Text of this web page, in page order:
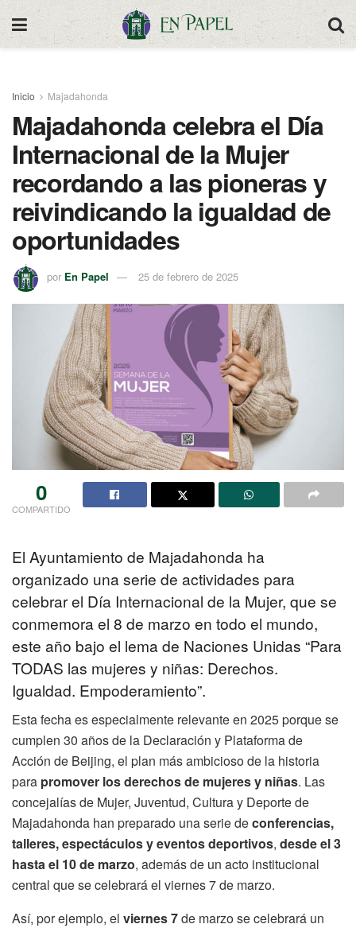
Inicio Majadahonda
Majadahonda celebra el Día
Internacional de la Mujer
recordando a las pioneras y
reivindicando la igualdad de
oportunidades
por En Papel 25 de febrero de 2025
0
COMPARTIDO
El Ayuntamiento de Majadahonda ha
organizado una serie de actividades para
celebrar el Día Internacional de la Mujer, que se
conmemora el 8 de marzo en todo el mundo,
este año bajo el lema de Naciones Unidas “Para
TODAS las mujeres y niñas: Derechos.
Igualdad. Empoderamiento”.
Esta fecha es especialmente relevante en 2025 porque se
cumplen 30 años de la Declaración y Plataforma de
Acción de Beijing, el plan más ambicioso de la historia
para promover los derechos de mujeres y niñas. Las
concejalías de Mujer, Juventud, Cultura y Deporte de
Majadahonda han preparado una serie deconferencias,
talleres, espectáculos y eventos deportivos, desde el 3
hasta el 10 de marzo, además de un acto institucional
central que se celebrará el viernes 7 de marzo.
Así, por ejemplo, el viernes 7de marzo se celebrará un